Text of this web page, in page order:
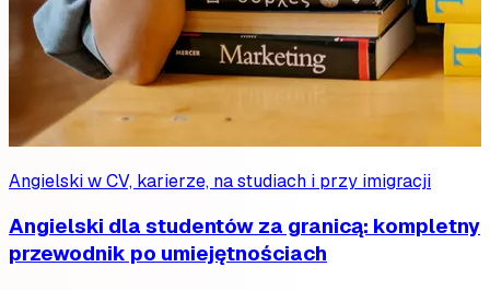
Angielski w CV, karierze, na studiach i przy imigracji
Angielski dla studentów za granicą: kompletny
przewodnik po umiejętnościach